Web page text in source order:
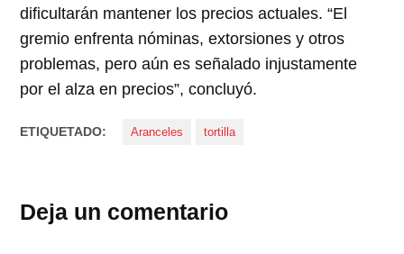
dificultarán mantener los precios actuales. “El
gremio enfrenta nóminas, extorsiones y otros
problemas, pero aún es señalado injustamente
por el alza en precios”, concluyó.
ETIQUETADO: Aranceles tortilla
Deja un comentario